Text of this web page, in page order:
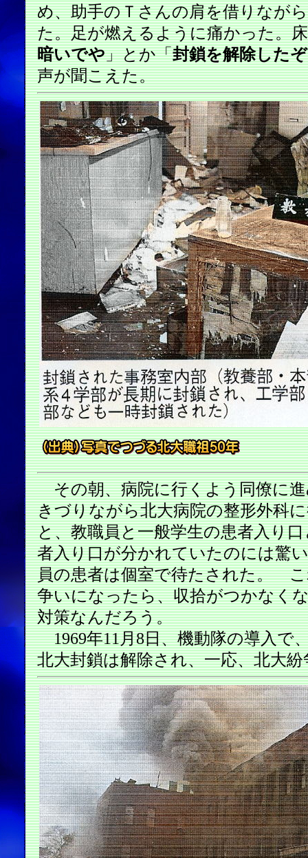
め、助手のＴさんの肩を借りなが
た。足が燃えるように痛かった。
暗いでや」とか「封鎖を解除したぞ
声が聞こえた。
その朝、病院に行くよう同僚に進
きづりながら北大病院の整形外科
と、教職員と一般学生の患者入り
者入り口が分かれていたのには驚
員の患者は個室で待たされた。
争いになったら、収拾がつかなく
対策なんだろう。
1969年11月8日、機動隊の導入で
北大封鎖は解除され、一応、北大